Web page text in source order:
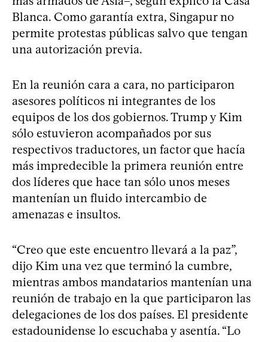
Blanca. Como garantía extra, Singapur no
permite protestas públicas salvo que tengan
una autorización previa.
En la reunión cara a cara, no participaron
asesores políticos ni integrantes de los
equipos de los dos gobiernos. Trump y Kim
sólo estuvieron acompañados por sus
respectivos traductores, un factor que hacía
más impredecible la primera reunión entre
dos líderes que hace tan sólo unos meses
mantenían un fluido intercambio de
amenazas e insultos.
“Creo que este encuentro llevará a la paz”,
dijo Kim una vez que terminó la cumbre,
mientras ambos mandatarios mantenían una
reunión de trabajo en la que participaron las
delegaciones de los dos países. El presidente
estadounidense lo escuchaba y asentía. “Lo